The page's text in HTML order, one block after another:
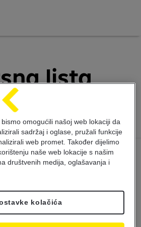
lista
omogućili našoj web lokaciji da
sadržaj i oglase, pružali funkcije
web promet. Također dijelimo
naše web lokacije s našim
društvenih medija, oglašavanja i
kolačića